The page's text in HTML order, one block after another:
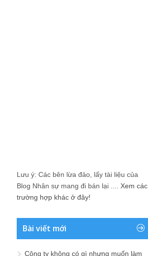
Lưu ý: Các bên lừa đảo, lấy tài liệu của
Blog Nhân sự mang đi bán lại .... Xem các
trường hợp khác ở đây!
Bài viết mới
Công ty không có gì nhưng muốn làm